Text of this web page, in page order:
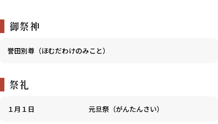
御祭神
誉田別尊（ほむだわけのみこと）
祭礼
１月１日 元旦祭（がんたんさい）